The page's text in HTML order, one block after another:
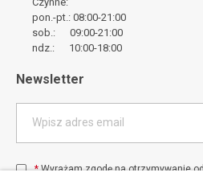
pon.-pt.: 08:00-21:00
sob.: 09:00-21:00
ndz.: 10:00-18:00
Newsletter
Wpisz adres email
*Wyrażam zgodę na otrzymywanie